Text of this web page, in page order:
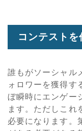
コンテストを
誰もがソーシャル
ォロワーを獲得す
ぼ瞬時にエンゲー
ます。ただしこれ
必要になります。